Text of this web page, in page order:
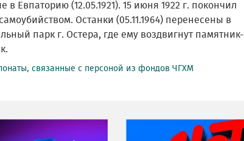
в Евпаторию (12.05.1921). 15 июня 1922 г. покончил
Останки (05.11.1964) перенесены в
парк г. Остера, где ему воздвигнут памятник-
связанные с персоной из фондов ЧГХМ
НИ ДНЯ БЕЗ ДАТЫ...
07 августа